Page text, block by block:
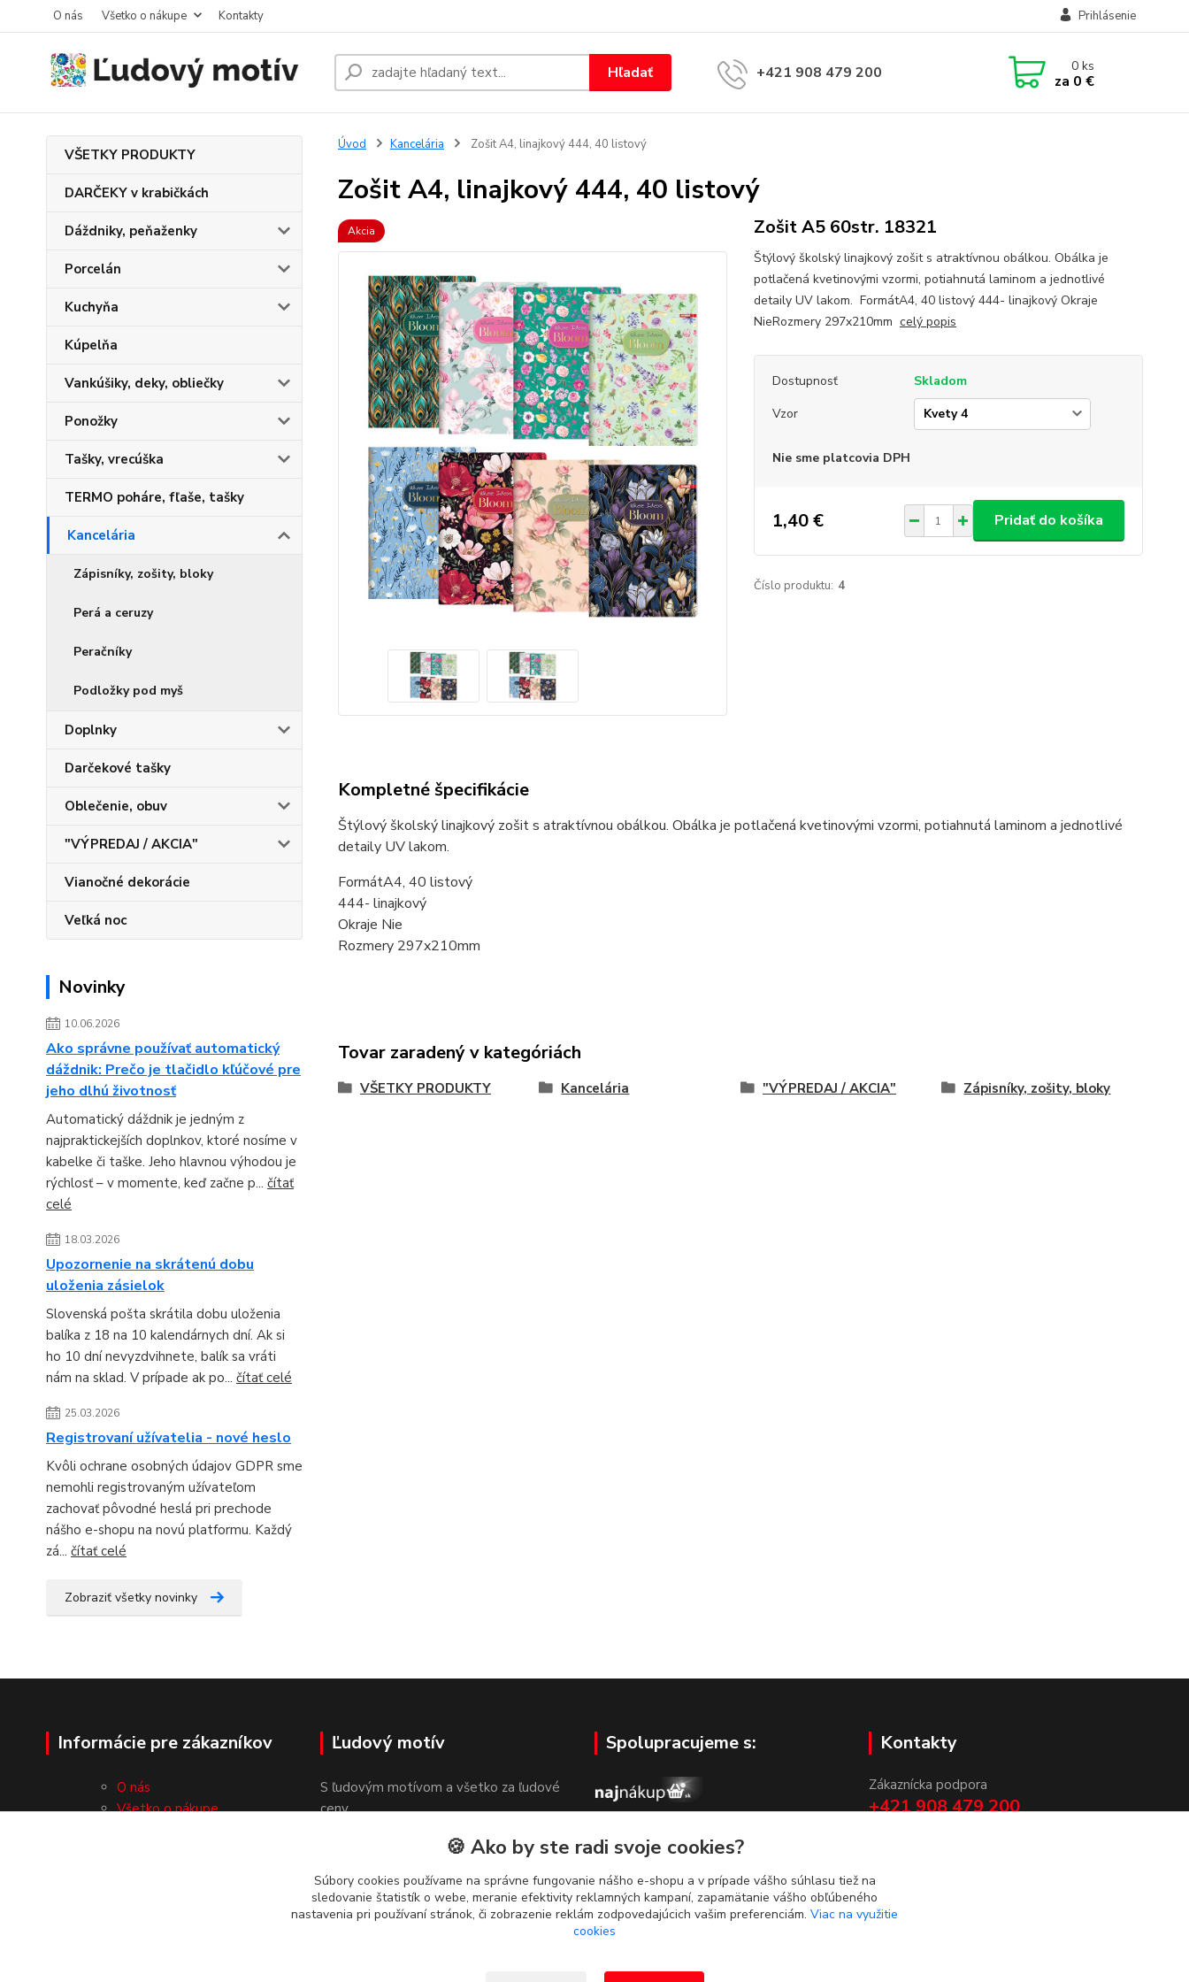
O nás Všetko o nákupe Kontakty Prihlásenie
Hľadať +421 908 479 200 0ks
za 0 €
VŠETKY PRODUKTY
DARČEKY v krabičkách
Dáždniky, peňaženky
Porcelán
Kuchyňa
Kúpelňa
Vankúšiky, deky, obliečky
Ponožky
Tašky, vrecúška
TERMO poháre, fľaše, tašky
Kancelária
Zápisníky, zošity, bloky
Perá a ceruzy
Peračníky
Podložky pod myš
Doplnky
Darčekové tašky
Oblečenie, obuv
"VÝPREDAJ / AKCIA"
Vianočné dekorácie
Veľká noc
Novinky
10.06.2026
Ako správne používať automatický
dáždnik: Prečo je tlačidlo kľúčové pre
jeho dlhú životnosť
Automatický dáždnik je jedným z
najpraktickejších doplnkov, ktoré nosíme v
kabelke či taške. Jeho hlavnou výhodou je
rýchlosť – v momente, keď začne p... čítať
celé
18.03.2026
Upozornenie na skrátenú dobu
uloženia zásielok
Slovenská pošta skrátila dobu uloženia
balíka z 18 na 10 kalendárnych dní. Ak si
ho 10 dní nevyzdvihnete, balík sa vráti
nám na sklad. V prípade ak po... čítať celé
25.03.2026
Registrovaní užívatelia - nové heslo
Kvôli ochrane osobných údajov GDPR sme
nemohli registrovaným užívateľom
zachovať pôvodné heslá pri prechode
nášho e-shopu na novú platformu. Každý
zá... čítať celé
Zobraziť všetky novinky
Úvod Kancelária Zošit A4, linajkový 444, 40 listový
Zošit A4, linajkový 444, 40 listový
Akcia Zošit A5 60str. 18321
Štýlový školský linajkový zošit s atraktívnou obálkou. Obálka je
potlačená kvetinovými vzormi, potiahnutá laminom a jednotlivé
detaily UV lakom. FormátA4, 40 listový 444- linajkový Okraje
NieRozmery 297x210mm celý popis
Dostupnosť
Skladom
Vzor
Nie sme platcovia DPH
1,40 € Pridať do košíka
Číslo produktu: 4
Kompletné špecifikácie
Štýlový školský linajkový zošit s atraktívnou obálkou. Obálka je potlačená kvetinovými vzormi, potiahnutá laminom a jednotlivé
detaily UV lakom.
FormátA4, 40 listový
444- linajkový
Okraje Nie
Rozmery 297x210mm
Tovar zaradený v kategóriách
VŠETKY PRODUKTY Kancelária "VÝPREDAJ / AKCIA" Zápisníky, zošity, bloky
Informácie pre zákazníkov
O nás
Všetko o nákupe
Ľudový motív
S ľudovým motívom a všetko za ľudové
ceny.
Spolupracujeme s: Kontakty
Zákaznícka podpora
+421 908 479 200
🍪 Ako by ste radi svoje cookies?
Súbory cookies používame na správne fungovanie nášho e-shopu a v prípade vášho súhlasu tiež na
sledovanie štatistík o webe, meranie efektivity reklamných kampaní, zapamätanie vášho obľúbeného
nastavenia pri používaní stránok, či zobrazenie reklám zodpovedajúcich vašim preferenciám. Viac na využitie
cookies